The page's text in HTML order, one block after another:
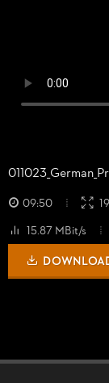
011023_German_
09:50
15.87 MBit/s